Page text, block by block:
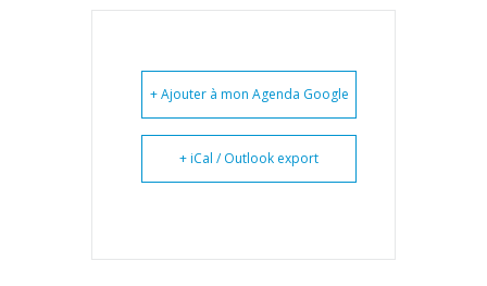
+ Ajouter à mon Agenda Google
+ iCal / Outlook export